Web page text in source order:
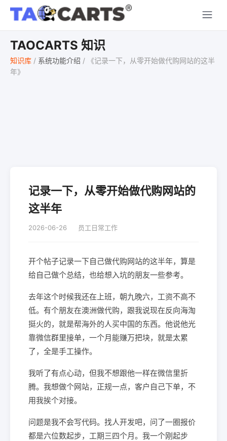
TAOCARTS 知识
知识库 / 系统功能介绍 /
《记录一下，从零开始做代购网站的这半
年》
记录一下，从零开始做代购网站的
这半年
2026-06-26 员工日常工作
开个帖子记录一下自己做代购网站的这半年，算是
给自己做个总结，也给想入坑的朋友一些参考。
去年这个时候我还在上班，朝九晚六，工资不高不
低。有个朋友在澳洲做代购，跟我说现在反向海淘
挺火的，就是帮海外的人买中国的东西。他说他光
靠微信群里接单，一个月能赚万把块，就是太累
了，全是手工操作。
我听了有点心动，但我不想跟他一样在微信里折
腾。我想做个网站，正规一点，客户自己下单，不
用我挨个对接。
问题是我不会写代码。找人开发吧，问了一圈报价
都是六位数起步，工期三四个月。我一个刚起步